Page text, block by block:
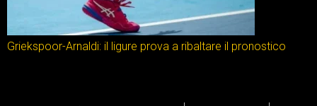
Griekspoor-Arnaldi: il ligure prova a ribaltare il pronostico